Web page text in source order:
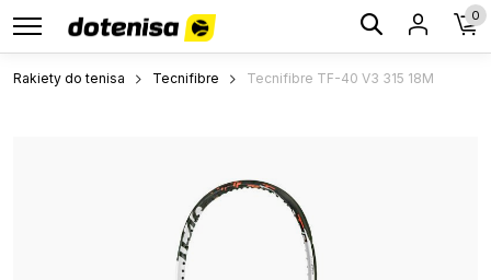
0
Rakiety do tenisa Tecnifibre Tecnifibre TF-40 V3 315 18M